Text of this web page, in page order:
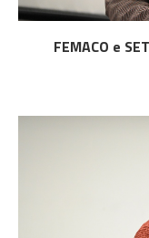
FEMACO e